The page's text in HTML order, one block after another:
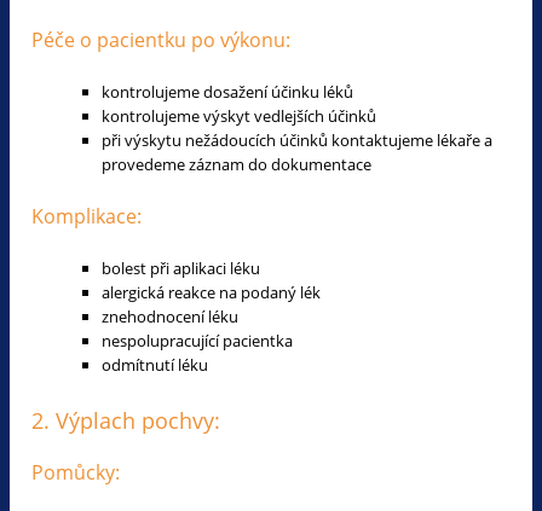
Péče o pacientku po výkonu:
kontrolujeme dosažení účinku léků
kontrolujeme výskyt vedlejších účinků
při výskytu nežádoucích účinků kontaktujeme lékaře a
provedeme záznam do dokumentace
Komplikace:
bolest při aplikaci léku
alergická reakce na podaný lék
znehodnocení léku
nespolupracující pacientka
odmítnutí léku
2. Výplach pochvy:
Pomůcky: